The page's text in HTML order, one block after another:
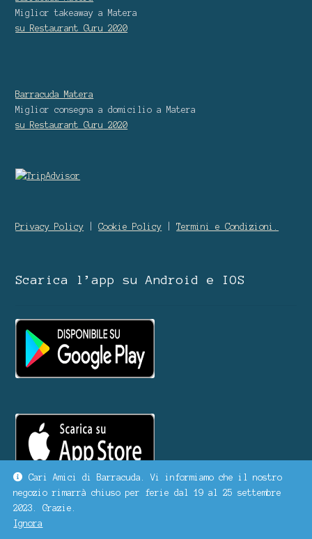
Miglior takeaway a Matera
su Restaurant Guru
2020
Barracuda Matera
Miglior consegna a domicilio a Matera
su Restaurant Guru
2020
Privacy Policy |Cookie Policy |Termini e Condizioni.
Scarica l’app su Android e IOS
Cari Amici di Barracuda. Vi informiamo che il nostro
negozio rimarrà chiuso per ferie dal 19 al 25 settembre
2023. Grazie.
Ignora